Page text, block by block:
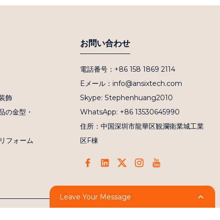
飾
の金型・
フォーム
お問い合わせ
電話番号：+86 158 1869 2114
Eメール：info@ansixtech.com
Skype: Stephenhuang2010
WhatsApp: +86 13530645990
住所：中国深圳市龍華区観瀾衛業城工業
区F棟
Leave Your Message